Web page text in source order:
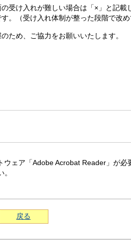
受け入れが難しい場合は「×」と記載
。（受け入れ体制が整った段階で改め
ため、ご協力をお願いいたします。
ウェア「Adobe Acrobat Reader」が
戻る